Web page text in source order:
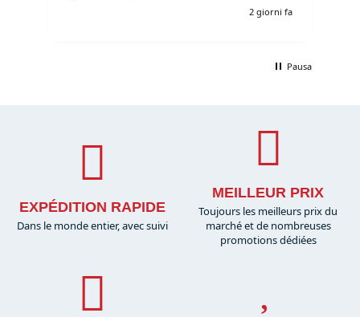
2 giorni fa
Pausa
EXPÉDITION RAPIDE
Dans le monde entier, avec suivi
MEILLEUR PRIX
Toujours les meilleurs prix du
marché et de nombreuses
promotions dédiées